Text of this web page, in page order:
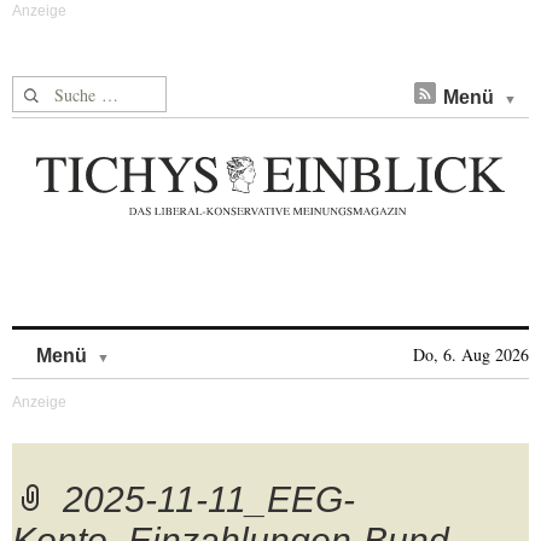
Suche nach: Menü
Menü Do, 6. Aug 2026
2025-11-11_EEG-